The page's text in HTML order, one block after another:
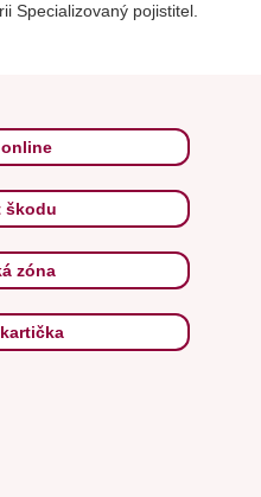
Specializovaný pojistitel.
škodu
zóna